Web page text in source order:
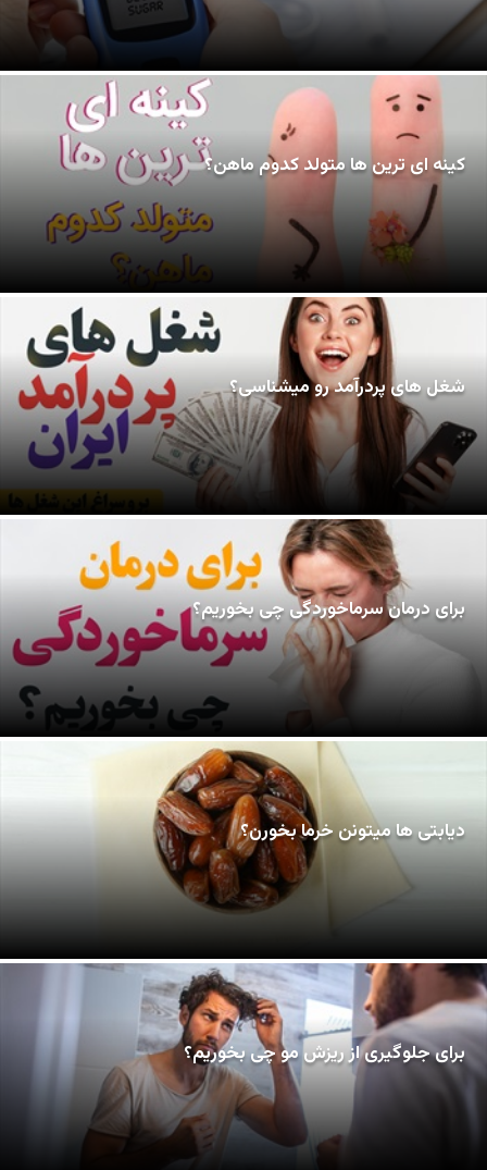
کینه ای ترین ها متولد کدوم ماهن؟
شغل های پردرآمد رو میشناسی؟
برای درمان سرماخوردگی چی بخوریم؟
دیابتی ها میتونن خرما بخورن؟
برای جلوگیری از ریزش مو چی بخوریم؟